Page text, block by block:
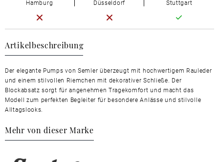
Artikelbeschreibung
Der elegante Pumps von Semler überzeugt mit hochwertigem Rauleder
und einem stilvollen Riemchen mit dekorativer Schließe. Der
Blockabsatz sorgt für angenehmen Tragekomfort und macht das
Modell zum perfekten Begleiter für besondere Anlässe und stilvolle
Alltagslooks.
Mehr von dieser Marke
Hamburg Düsseldorf Stuttgart